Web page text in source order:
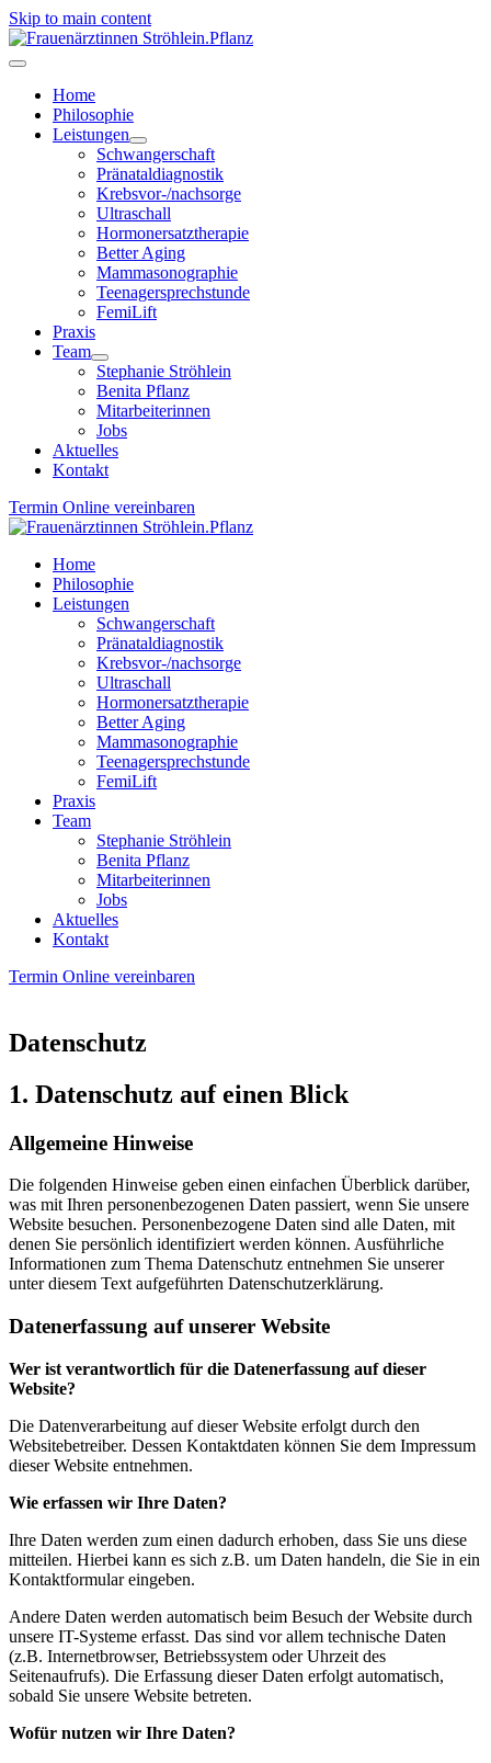
Skip to main content
Home
Philosophie
Leistungen
Schwangerschaft
Pränataldiagnostik
Krebsvor-/nachsorge
Ultraschall
Hormonersatztherapie
Better Aging
Mammasonographie
Teenagersprechstunde
FemiLift
Praxis
Team
Stephanie Ströhlein
Benita Pflanz
Mitarbeiterinnen
Jobs
Aktuelles
Kontakt
Termin Online vereinbaren
Home
Philosophie
Leistungen
Schwangerschaft
Pränataldiagnostik
Krebsvor-/nachsorge
Ultraschall
Hormonersatztherapie
Better Aging
Mammasonographie
Teenagersprechstunde
FemiLift
Praxis
Team
Stephanie Ströhlein
Benita Pflanz
Mitarbeiterinnen
Jobs
Aktuelles
Kontakt
Termin Online vereinbaren
Datenschutz
1. Datenschutz auf einen Blick
Allgemeine Hinweise
Die folgenden Hinweise geben einen einfachen Überblick darüber,
was mit Ihren personenbezogenen Daten passiert, wenn Sie unsere
Website besuchen. Personenbezogene Daten sind alle Daten, mit
denen Sie persönlich identifiziert werden können. Ausführliche
Informationen zum Thema Datenschutz entnehmen Sie unserer
unter diesem Text aufgeführten Datenschutzerklärung.
Datenerfassung auf unserer Website
Wer ist verantwortlich für die Datenerfassung auf dieser
Website?
Die Datenverarbeitung auf dieser Website erfolgt durch den
Websitebetreiber. Dessen Kontaktdaten können Sie dem Impressum
dieser Website entnehmen.
Wie erfassen wir Ihre Daten?
Ihre Daten werden zum einen dadurch erhoben, dass Sie uns diese
mitteilen. Hierbei kann es sich z.B. um Daten handeln, die Sie in ein
Kontaktformular eingeben.
Andere Daten werden automatisch beim Besuch der Website durch
unsere IT-Systeme erfasst. Das sind vor allem technische Daten
(z.B. Internetbrowser, Betriebssystem oder Uhrzeit des
Seitenaufrufs). Die Erfassung dieser Daten erfolgt automatisch,
sobald Sie unsere Website betreten.
Wofür nutzen wir Ihre Daten?